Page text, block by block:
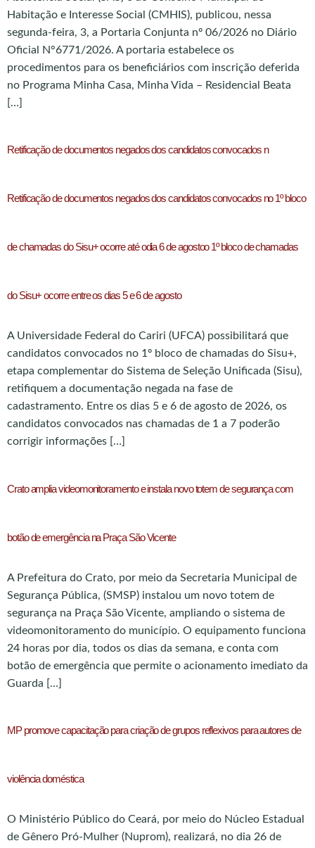
Habitação e Interesse Social (CMHIS), publicou, nessa
segunda-feira, 3, a Portaria Conjunta nº 06/2026 no Diário
Oficial N°6771/2026. A portaria estabelece os
procedimentos para os beneficiários com inscrição deferida
no Programa Minha Casa, Minha Vida – Residencial Beata
[…]
Retificação de documentos negados dos candidatos convocados n
Retificação de documentos negados dos candidatos convocados no 1º bloco
de chamadas do Sisu+ ocorre até odia 6 de agostoo 1º bloco de chamadas
do Sisu+ ocorre entre os dias 5 e 6 de agosto
A Universidade Federal do Cariri (UFCA) possibilitará que
candidatos convocados no 1º bloco de chamadas do Sisu+,
etapa complementar do Sistema de Seleção Unificada (Sisu),
retifiquem a documentação negada na fase de
cadastramento. Entre os dias 5 e 6 de agosto de 2026, os
candidatos convocados nas chamadas de 1 a 7 poderão
corrigir informações […]
Crato amplia videomonitoramento e instala novo totem de segurança com
botão de emergência na Praça São Vicente
A Prefeitura do Crato, por meio da Secretaria Municipal de
Segurança Pública, (SMSP) instalou um novo totem de
segurança na Praça São Vicente, ampliando o sistema de
videomonitoramento do município. O equipamento funciona
24 horas por dia, todos os dias da semana, e conta com
botão de emergência que permite o acionamento imediato da
Guarda […]
MP promove capacitação para criação de grupos reflexivos para autores de
violência doméstica
O Ministério Público do Ceará, por meio do Núcleo Estadual
de Gênero Pró-Mulher (Nuprom), realizará, no dia 26 de